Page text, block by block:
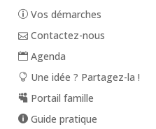
Vos démarches
Contactez-nous
Agenda
Une idée ? Partagez-la !
Portail famille
Guide pratique